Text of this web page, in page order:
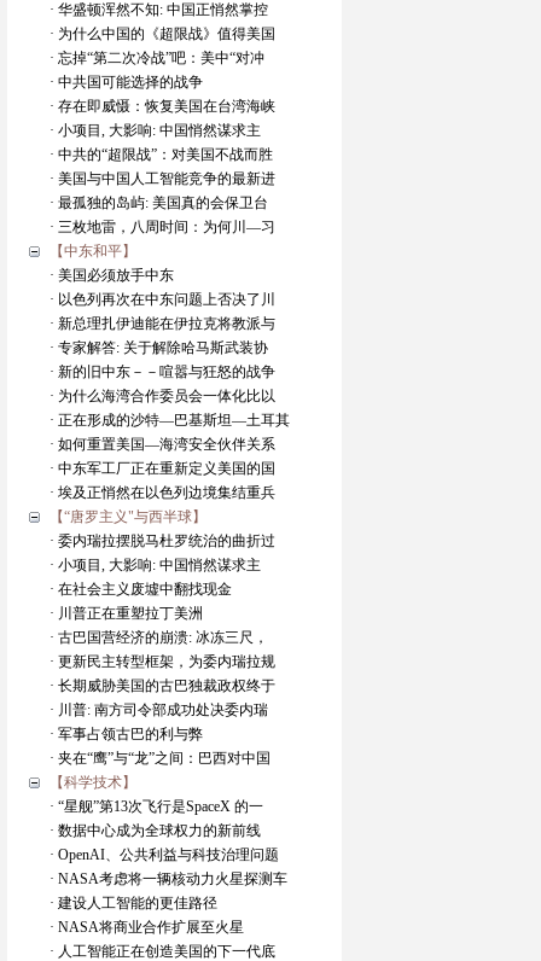
· 华盛顿浑然不知: 中国正悄然掌控
· 为什么中国的《超限战》值得美国
· 忘掉“第二次冷战”吧：美中“对冲
· 中共国可能选择的战争
· 存在即威慑：恢复美国在台湾海峡
· 小项目, 大影响: 中国悄然谋求主
· 中共的“超限战”：对美国不战而胜
· 美国与中国人工智能竞争的最新进
· 最孤独的岛屿: 美国真的会保卫台
· 三枚地雷，八周时间：为何川—习
【中东和平】
· 美国必须放手中东
· 以色列再次在中东问题上否决了川
· 新总理扎伊迪能在伊拉克将教派与
· 专家解答: 关于解除哈马斯武装协
· 新的旧中东－－喧嚣与狂怒的战争
· 为什么海湾合作委员会一体化比以
· 正在形成的沙特—巴基斯坦—土耳其
· 如何重置美国—海湾安全伙伴关系
· 中东军工厂正在重新定义美国的国
· 埃及正悄然在以色列边境集结重兵
【“唐罗主义"与西半球】
· 委内瑞拉摆脱马杜罗统治的曲折过
· 小项目, 大影响: 中国悄然谋求主
· 在社会主义废墟中翻找现金
· 川普正在重塑拉丁美洲
· 古巴国营经济的崩溃: 冰冻三尺，
· 更新民主转型框架，为委内瑞拉规
· 长期威胁美国的古巴独裁政权终于
· 川普: 南方司令部成功处决委内瑞
· 军事占领古巴的利与弊
· 夹在“鹰”与“龙”之间：巴西对中国
【科学技术】
· “星舰”第13次飞行是SpaceX 的一
· 数据中心成为全球权力的新前线
· OpenAI、公共利益与科技治理问题
· NASA考虑将一辆核动力火星探测车
· 建设人工智能的更佳路径
· NASA将商业合作扩展至火星
· 人工智能正在创造美国的下一代底